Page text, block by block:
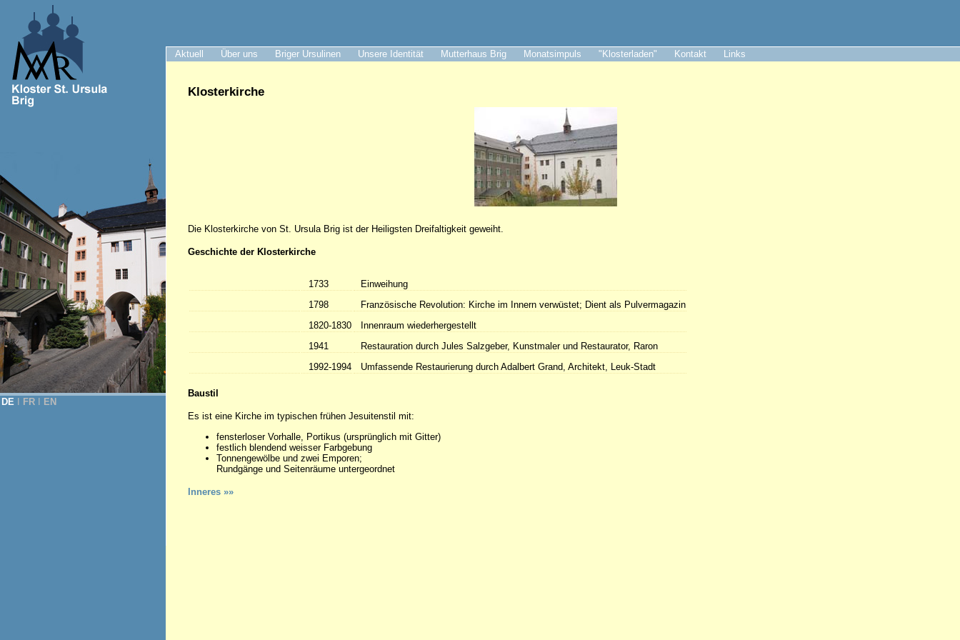
Aktuell Über uns Briger Ursulinen Unsere Identität Mutterhaus Brig Monatsimpuls "Klosterladen" Kontakt Links
DE FR EN
Klosterkirche
Die Klosterkirche von St. Ursula Brig ist der Heiligsten Dreifaltigkeit geweiht.
Geschichte der Klosterkirche
1733
Einweihung
1798
Französische Revolution: Kirche im Innern verwüstet; Dient als Pulvermagazin
1820-1830
Innenraum wiederhergestellt
1941
Restauration durch Jules Salzgeber, Kunstmaler und Restaurator, Raron
1992-1994
Umfassende Restaurierung durch Adalbert Grand, Architekt, Leuk-Stadt
Baustil
Es ist eine Kirche im typischen frühen Jesuitenstil mit:
fensterloser Vorhalle, Portikus (ursprünglich mit Gitter)
festlich blendend weisser Farbgebung
Tonnengewölbe und zwei Emporen;
Rundgänge und Seitenräume untergeordnet
Inneres »»